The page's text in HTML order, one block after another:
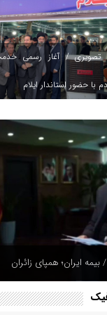
تصویری / آغاز رسمی
با حضور استاندار ایلام
بیمه ایران؛ همپای زائران